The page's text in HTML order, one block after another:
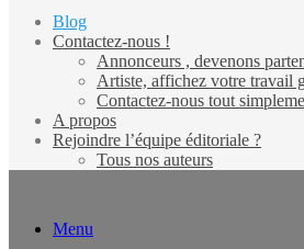
Blog
Contactez-nous !
Annonceurs , devenons
Artiste, affichez votre travail
Contactez-nous tout
A propos
Rejoindre l’équipe éditoriale ?
Tous nos auteurs
Menu